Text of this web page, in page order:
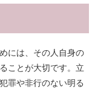
には、その人自身の
ことが大切です。立
罪や非行のない明る